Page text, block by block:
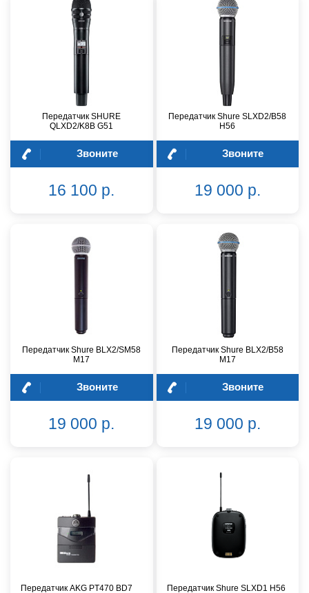
Передатчик SHURE
QLXD2/K8B G51
Звоните
16 100 р.
Передатчик Shure SLXD2/B58
H56
Звоните
19 000 р.
Передатчик Shure BLX2/SM58
M17
Звоните
19 000 р.
Передатчик Shure BLX2/B58
M17
Звоните
19 000 р.
Передатчик AKG PT470 BD7 Передатчик Shure SLXD1 H56